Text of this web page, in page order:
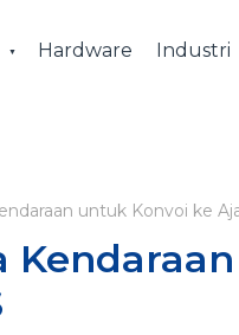
Hardware Industri
untuk Konvoi ke